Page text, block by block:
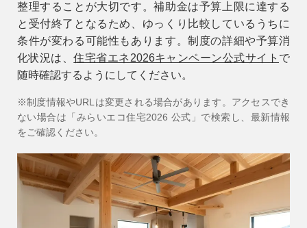
整理することが大切です。補助金は予算上限に達する
と受付終了となるため、ゆっくり比較しているうちに
条件が変わる可能性もあります。制度の詳細や予算消
化状況は、住宅省エネ2026キャンペーン公式サイト で
随時確認するようにしてください。
※制度情報やURLは変更される場合があります。アクセスでき
ない場合は「みらいエコ住宅2026 公式」で検索し、最新情報
をご確認ください。